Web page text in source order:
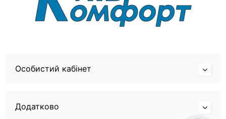
Особистий кабінет
Додатково